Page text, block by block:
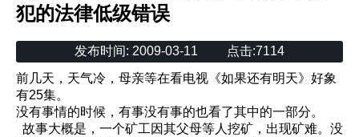
犯的法律低级错误
发布时间: 2009-03-11 点击:7114
前几天，天气冷，母亲等在看电视《如果还有明天》好象
有25集。
没有事情的时候，有事没有事的也看了其中的一部分。
故事大概是，一个矿工因其父母等人挖矿，出现矿难。没